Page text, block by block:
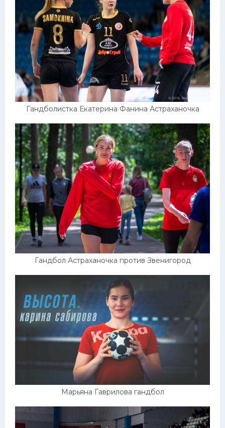
Гандболистка Екатерина Фанина Астраханочка
Гандбол Астраханочка против Звенигород
Марьяна Гаврилова гандбол